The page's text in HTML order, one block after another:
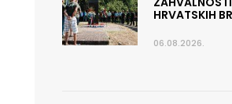
HRVATSKIH
06.08.2026.